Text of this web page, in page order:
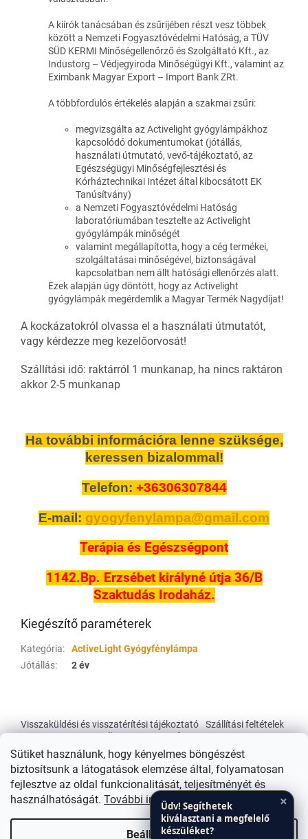
Sütiket használunk, hogy kényelmes böngészést
biztosítsunk a látogatások elemzése által, folyamatosan
fejlesztve az oldal funkcionalitását, teljesítményét és
használhatóságát. További információk
Beállítások
A kiírók tanácsában és zsűrijében részt vesz többek
között a Nemzeti Fogyasztóvédelmi Hatóság, a TÜV
SÜD KERMI Minőségellenőrző és Szolgáltató Kft., az
Industorg – Védjegyiroda Minőségügyi Kft., valamint az
Eximbank Magyar Export – Import Bank ZRt.
A többfordulós értékelés alapján a szakmai zsűri:
megvizsgálta az Activelight gyógylámpákhoz
kapcsolódó dokumentumokat (jótállás,
használati útmutató, vevő-tájékoztató, az
Egészségügyi Minőségfejlesztési és
Kórháztechnikai Intézet által kibocsátott EK
Tanúsítvány)
a Nemzeti Fogyasztóvédelmi Hatóság
laboratóriumában tesztelte az Activelight
gyógylámpák minőségét
valamint megállapította, hogy a cég termékei,
szolgáltatásai minőségével, biztonságával
kapcsolatban nem állt hatósági ellenőrzés alatt.
Ezek alapján úgy döntött, hogy az Activelight
gyógylámpák megérdemlik a Magyar Termék Nagydíjat!
A kockázatokról olvassa el a használati útmutatót,
vagy kérdezze meg kezelőorvosát!
Szállítási idő: raktárról 1 munkanap, ha nincs raktáron
akkor 2-5 munkanap
Ha további információra lenne szüksége,
keressen bizalommal!
Telefon: +36306307844
E-mail: gyogyfenylampa@gmail.com
Terápia és Egészségpont
1142.Bp. Erzsébet királyné útja 36/B
Szaktudás Irodaház.
Kiegészítő paraméterek
Kategória:
ActiveLight Gyógyfénylámpa
Jótállás: 2 év
b
Visszaküldési és visszatérítési tájékoztató
Szállítási feltételek
Shoptet készítette
×
Üdv! Segíthetek
kiválasztani a megfelelő
készüléket?